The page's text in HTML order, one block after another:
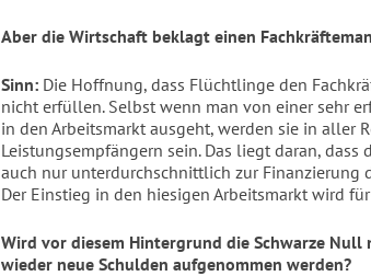
Aber die Wirtschaft beklagt einen
Sinn: Die Hoffnung, dass Flüchtlinge den
nicht erfüllen. Selbst wenn man von einer sehr
in den Arbeitsmarkt ausgeht, werden sie in aller
Leistungsempfängern sein. Das liegt daran,
auch nur unterdurchschnittlich zur Finanzierung
Der Einstieg in den hiesigen Arbeitsmarkt wird
Wird vor diesem Hintergrund die Schwarze
wieder neue Schulden aufgenommen werden?